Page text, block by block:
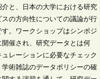
介と、日本の大学における研究
スの方向性についての議論が行
す。ワークショップはシンポジ
開催され、研究データとは何
レーションに必要なチェック
学術雑誌のデータポリシーの確